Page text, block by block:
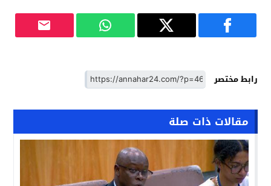
رابط مختصر
مقالات ذات صلة